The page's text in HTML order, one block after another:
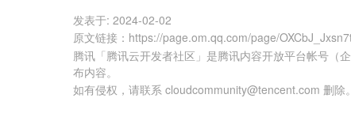
发表于: 2024-02-02
原文链接 ： https://page.om.qq.com/page/
腾讯「腾讯云开发者社区」是腾讯内容开放平台帐号（
布内容。
如有侵权，请联系 cloudcommunity@tencent.com 删除。